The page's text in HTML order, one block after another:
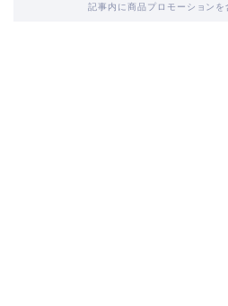
記事内に商品プロモーション